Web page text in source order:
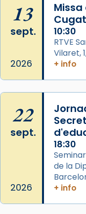
📸 Dr. G. Simón
View on Facebook ·
Memòria de les
Semproniana,
Acompanyant
partir de l’Edat
que les santes
Semproniana
eterna”) són
frare Joan
13
sept.
2026
Missa
10:30
RTVE
Vilaret,
+ info
22
sept.
2026
18:30
de la
+ info